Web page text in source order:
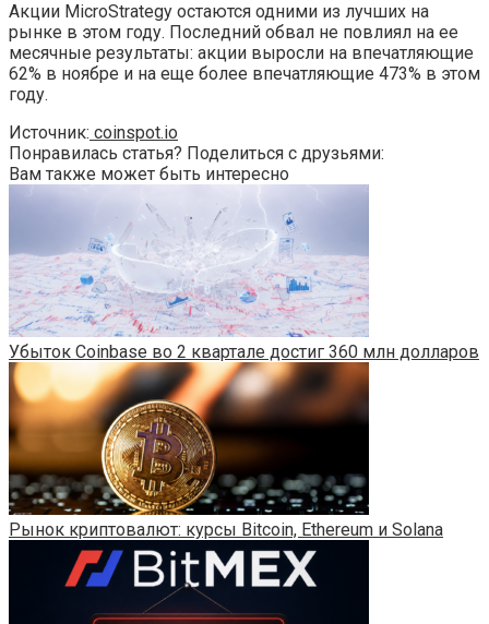
Акции MicroStrategy остаются одними из лучших на
рынке в этом году. Последний обвал не повлиял на ее
месячные результаты: акции выросли на впечатляющие
62% в ноябре и на еще более впечатляющие 473% в этом
году.
Источник: coinspot.io
Понравилась статья? Поделиться с друзьями:
Вам также может быть интересно
Убыток Coinbase во 2 квартале достиг 360 млн долларов
Рынок криптовалют: курсы Bitcoin, Ethereum и Solana